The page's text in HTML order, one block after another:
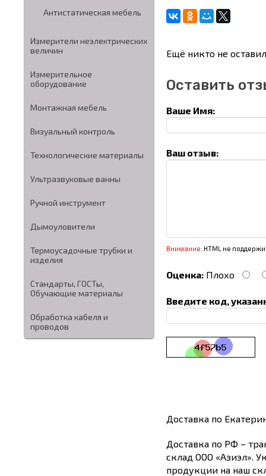
Антистатическая мебель
Измерители неэлектрических
величин
Измерительное
оборудование
Монтажная мебель
Визуальный контроль
Технологические материалы
Ультразвуковые ванны
Ручной инструмент
Дымоуловители
Термоусадочные трубки и
изделия
Стандарты, ГОСТы,
Обучающие материалы
Обработка кабеля и
проводов
Ещё никто не
Оставить
Ваше Имя:
Ваш отзыв:
Внимание: HTML не
Оценка: Плохо
Введите код,
Доставка по
Доставка по РФ –
склад ООО «Азиэл».
продукции на наш